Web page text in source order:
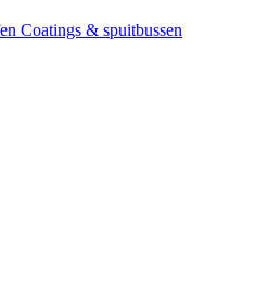
Coatings & spuitbussen